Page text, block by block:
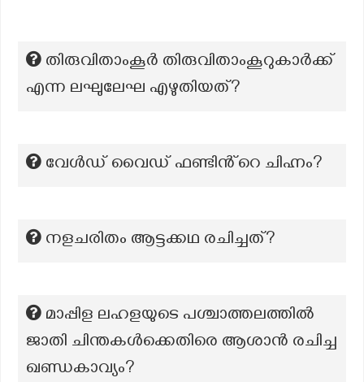
തിരുവിതാംകൂർ തിരുവിതാംകൂറുകാർക്ക്
എന്ന ലഘുലേഘ എഴുതിയത്?
വേൾഡ് വൈഡ് ഫണ്ടിൻ്റെ ചിഹ്നം?
നളചരിതം ആട്ടക്കഥ രചിച്ചത്?
മാപ്പിള ലഹളയുടെ പശ്ചാത്തലത്തില്‍
ജാതി ചിന്തകള്‍ക്കെതിരെ ആശാന്‍ രചിച്ച
ഖണ്ഡകാവ്യം?